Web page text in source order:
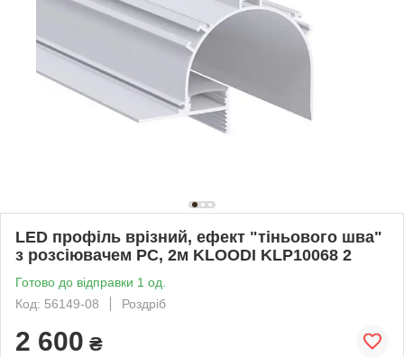
LED профіль врізний, ефект "тіньового шва"
з розсіювачем PC, 2м KLOODI KLP10068 2
Готово до відправки 1 од.
Код: 56149-08
Роздріб
2 600 ₴